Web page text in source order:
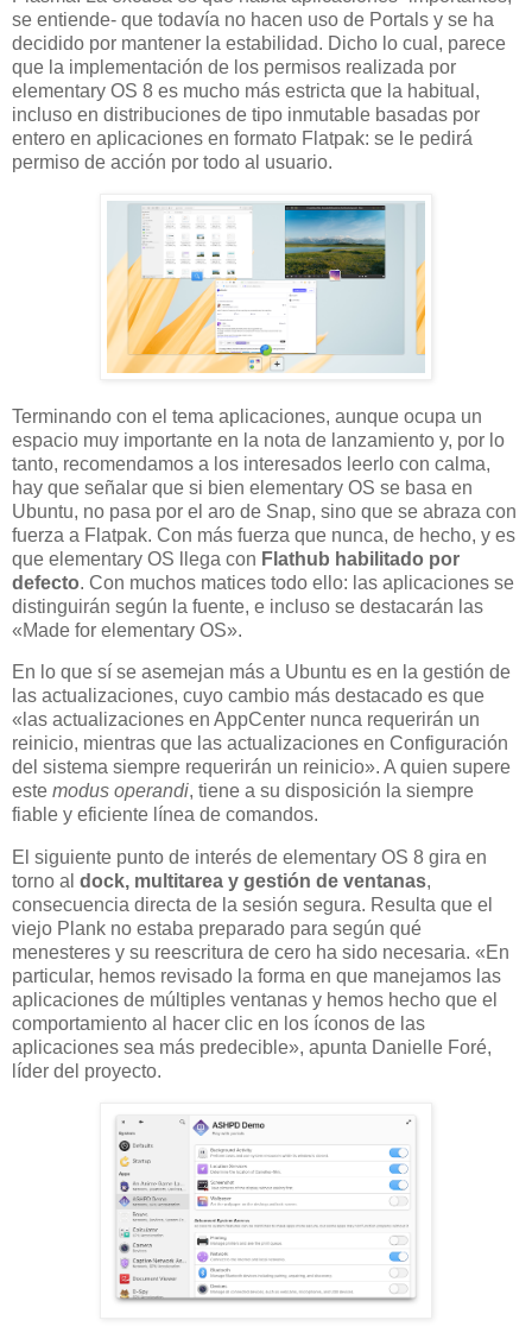
se entiende- que todavía no hacen uso de Portals y se ha
decidido por mantener la estabilidad. Dicho lo cual, parece
que la implementación de los permisos realizada por
elementary OS 8 es mucho más estricta que la habitual,
incluso en distribuciones de tipo inmutable basadas por
entero en aplicaciones en formato Flatpak: se le pedirá
permiso de acción por todo al usuario.
Terminando con el tema aplicaciones, aunque ocupa un
espacio muy importante en la nota de lanzamiento y, por lo
tanto, recomendamos a los interesados leerlo con calma,
hay que señalar que si bien elementary OS se basa en
Ubuntu, no pasa por el aro de Snap, sino que se abraza con
fuerza a Flatpak. Con más fuerza que nunca, de hecho, y es
que elementary OS llega con Flathub habilitado por
defecto. Con muchos matices todo ello: las aplicaciones se
distinguirán según la fuente, e incluso se destacarán las
«Made for elementary OS».
En lo que sí se asemejan más a Ubuntu es en la gestión de
las actualizaciones, cuyo cambio más destacado es que
«las actualizaciones en AppCenter nunca requerirán un
reinicio, mientras que las actualizaciones en Configuración
del sistema siempre requerirán un reinicio». A quien supere
este modus operandi, tiene a su disposición la siempre
fiable y eficiente línea de comandos.
El siguiente punto de interés de elementary OS 8 gira en
torno al dock, multitarea y gestión de ventanas,
consecuencia directa de la sesión segura. Resulta que el
viejo Plank no estaba preparado para según qué
menesteres y su reescritura de cero ha sido necesaria. «En
particular, hemos revisado la forma en que manejamos las
aplicaciones de múltiples ventanas y hemos hecho que el
comportamiento al hacer clic en los íconos de las
aplicaciones sea más predecible», apunta Danielle Foré,
líder del proyecto.